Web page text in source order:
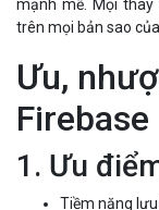
trên mọi bản sao
Ưu,
Firebase
1. Ưu điểm